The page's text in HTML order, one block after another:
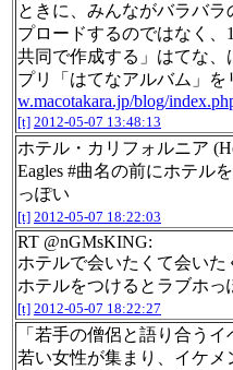
ときに、みんながバラバラ
プロードするのではなく、
共同で作成する」はてな、
プリ「はてなアルバム」を
w.macotakara.jp/blog/
[t] 2012-05-07 13:48:13
ホテル・カリフォルニア
Eagles #曲名の前にホテル
っぽい
[t] 2012-05-07 18:22:03
RT @nGMsKING:
ホテルで会いたくて会いた
ホテルをつけるとラブホっ
[t] 2012-05-07 18:22:27
「若手の僧侶と語り合う
若い女性が集まり、イケメ